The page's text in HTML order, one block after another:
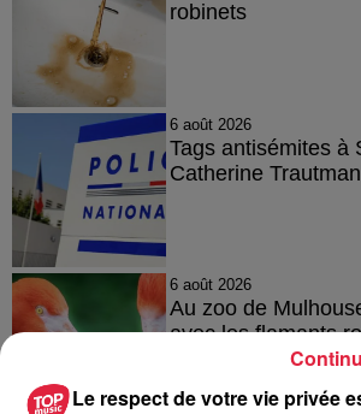
robinets
6 août 2026
Tags antisémites à
Catherine
6 août 2026
Au zoo de
avec les flamants
Le respect de votre vie privée